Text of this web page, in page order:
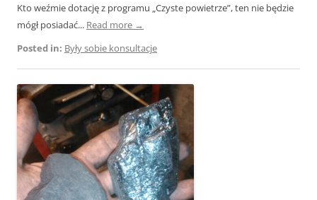
Kto weźmie dotację z programu „Czyste powietrze”, ten nie będzie
mógł posiadać... Read more →
Posted in: Były sobie konsultacje